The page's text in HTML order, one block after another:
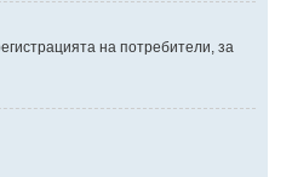
на потребители, за